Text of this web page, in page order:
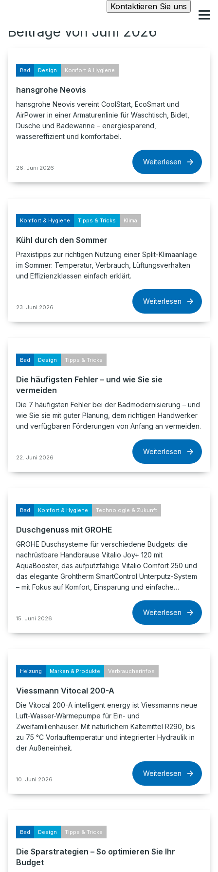
Kontaktieren Sie uns
Beiträge von Juni 2026
Bad Design Komfort & Hygiene
hansgrohe Neovis
hansgrohe Neovis vereint CoolStart, EcoSmart und
AirPower in einer Armaturenlinie für Waschtisch, Bidet,
Dusche und Badewanne – energiesparend,
wassereffizient und komfortabel.
26. Juni 2026
Weiterlesen
Komfort & Hygiene Tipps & Tricks Klima
Kühl durch den Sommer
Praxistipps zur richtigen Nutzung einer Split-Klimaanlage
im Sommer: Temperatur, Verbrauch, Lüftungsverhalten
und Effizienzklassen einfach erklärt.
23. Juni 2026
Weiterlesen
Bad Design Tipps & Tricks
Die häufigsten Fehler – und wie Sie sie
vermeiden
Die 7 häufigsten Fehler bei der Badmodernisierung – und
wie Sie sie mit guter Planung, dem richtigen Handwerker
und verfügbaren Förderungen von Anfang an vermeiden.
22. Juni 2026
Weiterlesen
Bad Komfort & Hygiene Technologie & Zukunft
Duschgenuss mit GROHE
GROHE Duschsysteme für verschiedene Budgets: die
nachrüstbare Handbrause Vitalio Joy+ 120 mit
AquaBooster, das aufputzfähige Vitalio Comfort 250 und
das elegante Grohtherm SmartControl Unterputz-System
– mit Fokus auf Komfort, Einsparung und einfache…
15. Juni 2026
Weiterlesen
Heizung Marken & Produkte Verbraucherinfos
Viessmann Vitocal 200-A
Die Vitocal 200-A intelligent energy ist Viessmanns neue
Luft-Wasser-Wärmepumpe für Ein- und
Zweifamilienhäuser. Mit natürlichem Kältemittel R290, bis
zu 75 °C Vorlauftemperatur und integrierter Hydraulik in
der Außeneinheit.
10. Juni 2026
Weiterlesen
Bad Design Tipps & Tricks
Die Sparstrategien – So optimieren Sie Ihr
Budget